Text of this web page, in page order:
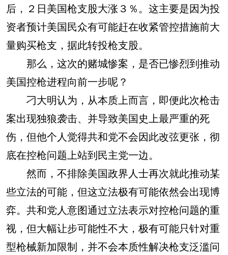
后，２日美国枪支股大涨３％。这主要是因为投
资者预计美国民众有可能赶在收紧管控措施前大
量购买枪支，据此转投枪支股。
那么，这次的赌城惨案，是否已惨烈到推动
美国控枪进程向前一步呢？
刁大明认为，从本质上而言，即便此次枪击
案出现独狼袭击、并导致美国史上最严重的死
伤，但他个人觉得共和党不会因此改弦更张，彻
底在控枪问题上站到民主党一边。
然而，不排除美国政界人士再次就此推动某
些立法的可能，但这立法极有可能依然会出现博
弈。共和党人意图通过立法表示对控枪问题的重
视，但大幅让步可能性不大，极有可能只针对重
型枪械新加限制，并不会本质性解决枪支泛滥问